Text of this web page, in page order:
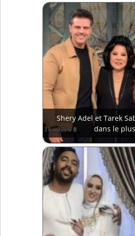
Shery Adel et Tarek
dans le